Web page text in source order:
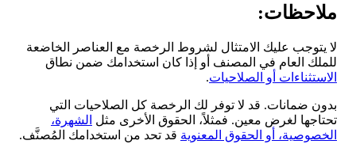
ملاحظات:
لا يتوجب عليك الامتثال لشروط الرخصة مع العناصر الخاضعة
للملك العام في المصنف أو إذا كان استخدامك ضمن نطاق
الاستثناءات أو الصلاحيات.
بدون ضمانات. قد لا توفر لك الرخصة كل الصلاحيات التي
تحتاجها لغرض معين. فمثلاً، الحقوق الأخرى مثل الشهرة،
الخصوصية، أو الحقوق المعنوية قد تحد من استخدامك المُصنَّف.